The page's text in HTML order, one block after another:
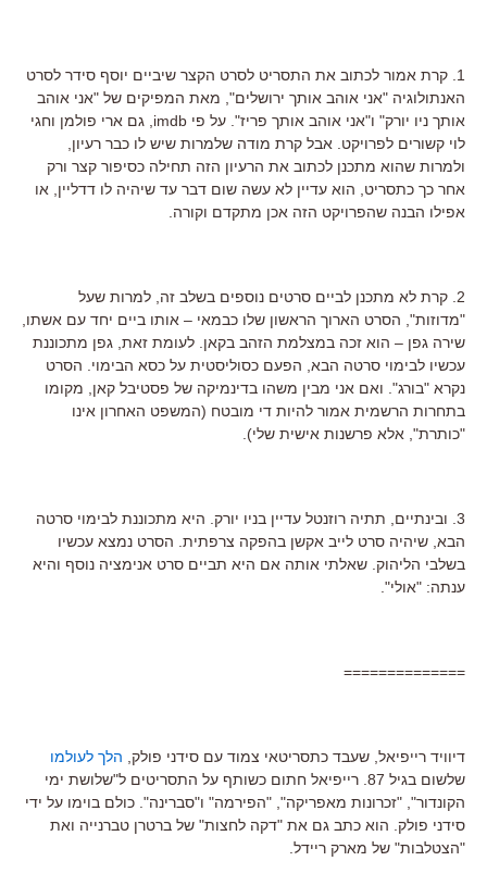
1. קרת אמור לכתוב את התסריט לסרט הקצר שיביים יוסף סידר לסרט
האנתולוגיה "אני אוהב אותך ירושלים", מאת המפיקים של "אני אוהב
אותך ניו יורק" ו"אני אוהב אותך פריז". על פי imdb, גם ארי פולמן וחגי
לוי קשורים לפרויקט. אבל קרת מודה שלמרות שיש לו כבר רעיון,
ולמרות שהוא מתכנן לכתוב את הרעיון הזה תחילה כסיפור קצר ורק
אחר כך כתסריט, הוא עדיין לא עשה שום דבר עד שיהיה לו דדליין, או
אפילו הבנה שהפרויקט הזה אכן מתקדם וקורה.
2. קרת לא מתכנן לביים סרטים נוספים בשלב זה, למרות שעל
"מדוזות", הסרט הארוך הראשון שלו כבמאי – אותו ביים יחד עם אשתו,
שירה גפן – הוא זכה במצלמת הזהב בקאן. לעומת זאת, גפן מתכוננת
עכשיו לבימוי סרטה הבא, הפעם כסוליסטית על כסא הבימוי. הסרט
נקרא "בורג". ואם אני מבין משהו בדינמיקה של פסטיבל קאן, מקומו
בתחרות הרשמית אמור להיות די מובטח (המשפט האחרון אינו
"כותרת", אלא פרשנות אישית שלי).
3. ובינתיים, תתיה רוזנטל עדיין בניו יורק. היא מתכוננת לבימוי סרטה
הבא, שיהיה סרט לייב אקשן בהפקה צרפתית. הסרט נמצא עכשיו
בשלבי הליהוק. שאלתי אותה אם היא תביים סרט אנימציה נוסף והיא
ענתה: "אולי".
==============
דיוויד רייפיאל, שעבד כתסריטאי צמוד עם סידני פולק, הלך לעולמו
שלשום בגיל 87. רייפיאל חתום כשותף על התסריטים ל"שלושת ימי
הקונדור", "זכרונות מאפריקה", "הפירמה" ו"סברינה". כולם בוימו על ידי
סידני פולק. הוא כתב גם את "דקה לחצות" של ברטרן טברנייה ואת
"הצטלבות" של מארק ריידל.